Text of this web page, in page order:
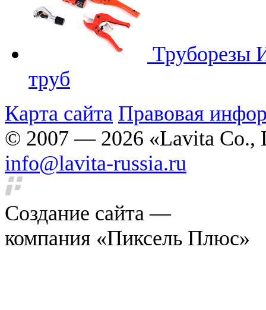
Труборезы
труб
Карта сайта Правовая
© 2007 — 2026 «Lavita Co.,
info@lavita-russia.ru
Создание сайта —
компания «Пиксель Плюс»